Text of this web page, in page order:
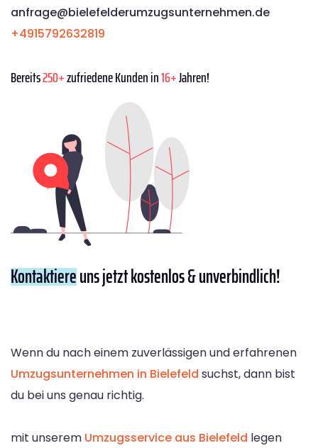
anfrage@bielefelderumzugsunternehmen.de
+4915792632819
Bereits250+zufriedene Kunden in16+Jahren!
Kontaktiereuns jetzt kostenlos & unverbindlich!
Wenn du nach einem zuverlässigen und erfahrenen
Umzugsunternehmen in Bielefeld suchst, dann bist
du bei uns genau richtig.
mit unserem Umzugsservice aus Bielefeld legen